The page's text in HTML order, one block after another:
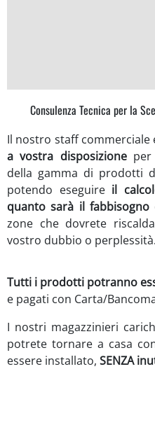
Consulenza Tecnica per la
Il nostro staff
a vostra disposizioneper
della gamma di prodotti
potendo eseguire il
quanto sarà il fabbisogno
zone che dovrete
vostro dubbio o perplessità.
Tutti i prodotti potranno
e pagati con Carta/
I nostri magazzinieri
potrete tornare a casa
essere installato, SENZA